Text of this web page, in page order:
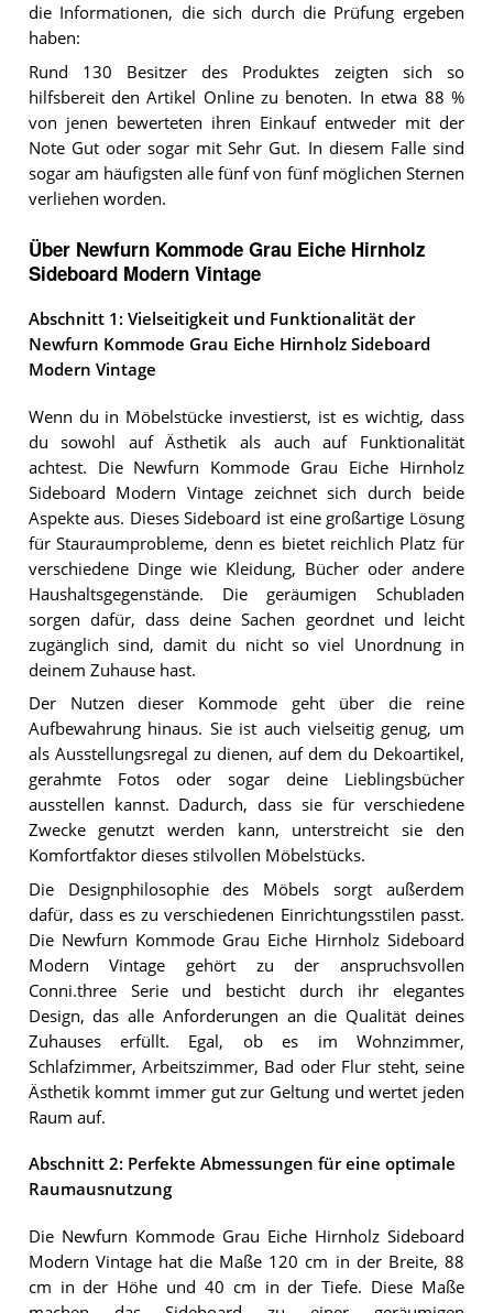
die Informationen, die sich durch die Prüfung ergeben
haben:
Rund 130 Besitzer des Produktes zeigten sich so
hilfsbereit den Artikel Online zu benoten. In etwa 88 %
von jenen bewerteten ihren Einkauf entweder mit der
Note Gut oder sogar mit Sehr Gut. In diesem Falle sind
sogar am häufigsten alle fünf von fünf möglichen Sternen
verliehen worden.
Über Newfurn Kommode Grau Eiche Hirnholz
Sideboard Modern Vintage
Abschnitt 1: Vielseitigkeit und Funktionalität der
Newfurn Kommode Grau Eiche Hirnholz Sideboard
Modern Vintage
Wenn du in Möbelstücke investierst, ist es wichtig, dass
du sowohl auf Ästhetik als auch auf Funktionalität
achtest. Die Newfurn Kommode Grau Eiche Hirnholz
Sideboard Modern Vintage zeichnet sich durch beide
Aspekte aus. Dieses Sideboard ist eine großartige Lösung
für Stauraumprobleme, denn es bietet reichlich Platz für
verschiedene Dinge wie Kleidung, Bücher oder andere
Haushaltsgegenstände. Die geräumigen Schubladen
sorgen dafür, dass deine Sachen geordnet und leicht
zugänglich sind, damit du nicht so viel Unordnung in
deinem Zuhause hast.
Der Nutzen dieser Kommode geht über die reine
Aufbewahrung hinaus. Sie ist auch vielseitig genug, um
als Ausstellungsregal zu dienen, auf dem du Dekoartikel,
gerahmte Fotos oder sogar deine Lieblingsbücher
ausstellen kannst. Dadurch, dass sie für verschiedene
Zwecke genutzt werden kann, unterstreicht sie den
Komfortfaktor dieses stilvollen Möbelstücks.
Die Designphilosophie des Möbels sorgt außerdem
dafür, dass es zu verschiedenen Einrichtungsstilen passt.
Die Newfurn Kommode Grau Eiche Hirnholz Sideboard
Modern Vintage gehört zu der anspruchsvollen
Conni.three Serie und besticht durch ihr elegantes
Design, das alle Anforderungen an die Qualität deines
Zuhauses erfüllt. Egal, ob es im Wohnzimmer,
Schlafzimmer, Arbeitszimmer, Bad oder Flur steht, seine
Ästhetik kommt immer gut zur Geltung und wertet jeden
Raum auf.
Abschnitt 2: Perfekte Abmessungen für eine optimale
Raumausnutzung
Die Newfurn Kommode Grau Eiche Hirnholz Sideboard
Modern Vintage hat die Maße 120 cm in der Breite, 88
cm in der Höhe und 40 cm in der Tiefe. Diese Maße